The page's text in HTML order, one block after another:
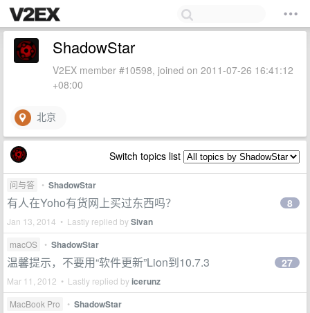
ShadowStar
V2EX member #10598, joined on 2011-07-26 16:41:12
+08:00
北京
Switch topics list
问与答 • ShadowStar
有人在Yoho有货网上买过东西吗？
Jan 13, 2014 • Lastly replied bySivan
8
macOS • ShadowStar
温馨提示，不要用“软件更新”Lion到10.7.3
Mar 11, 2012 • Lastly replied byicerunz
27
MacBook Pro • ShadowStar